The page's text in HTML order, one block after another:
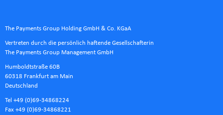
The Payments Group Holding GmbH & Co. KGaA
Vertreten durch die persönlich haftende Gesellschafterin
The Payments Group Management GmbH
Humboldtstraße 60B
60318 Frankfurt am Main
Deutschland
Tel +49 (0)69-34868224
Fax +49 (0)69-34868221